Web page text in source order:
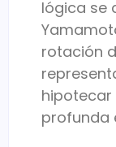
lógica se
rotación
profunda